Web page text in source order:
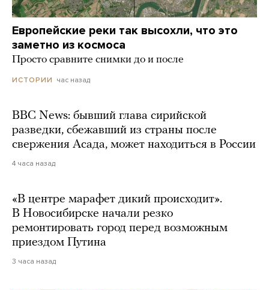
Европейские реки так высохли, что это
заметно из космоса
Просто сравните снимки до и после
ИСТОРИИ час назад
BBC News: бывший глава сирийской
разведки, сбежавший из страны после
свержения Асада, может находиться в России
4 часа назад
«В центре марафет дикий происходит».
В Новосибирске начали резко
ремонтировать город перед возможным
приездом Путина
3 часа назад